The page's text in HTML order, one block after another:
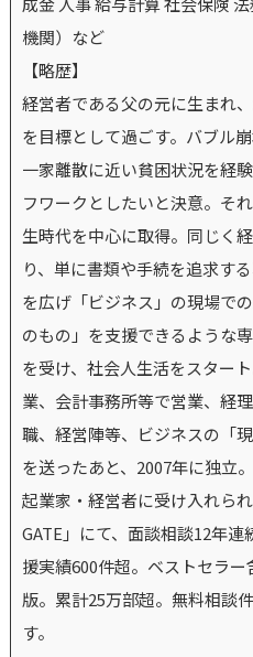
機関）など
【略歴】
経営者である父の元に生まれ
を目標として過ごす。バブル
一家離散に近い貧困状況を経
フワークとしたいと決意。そ
生時代を中心に取得。同じく
り、単に書類や手続を追求す
を広げ「ビジネス」の現場で
のもの」を支援できるような
を受け、社会人生活をスター
業、会計事務所等で営業、経
職、経営陣等、ビジネスの「
を送ったあと、2007年に独立
起業家・経営者に受け入れら
GATE」にて、面談相談12年
援実績600件超。ベストセラ
版。累計25万部超。無料相談
す。